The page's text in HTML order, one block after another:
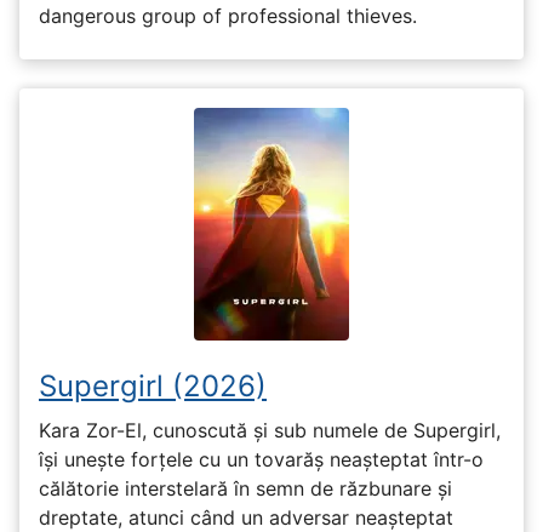
dangerous group of professional thieves.
Supergirl (2026)
Kara Zor-El, cunoscută și sub numele de Supergirl,
își unește forțele cu un tovarăș neașteptat într-o
călătorie interstelară în semn de răzbunare și
dreptate, atunci când un adversar neașteptat